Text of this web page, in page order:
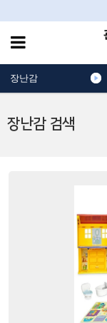
장난감 검색
장난감